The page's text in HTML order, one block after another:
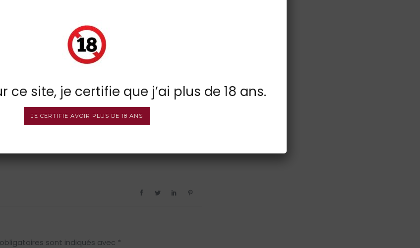
sont indiqués avec *
ce site, je certifie que j’ai plus de 18 ans.
JE CERTIFIE AVOIR PLUS DE 18 ANS